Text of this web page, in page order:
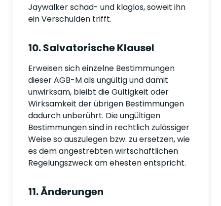
Jaywalker schad- und klaglos, soweit ihn
ein Verschulden trifft.
10. Salvatorische Klausel
Erweisen sich einzelne Bestimmungen
dieser AGB-M als ungültig und damit
unwirksam, bleibt die Gültigkeit oder
Wirksamkeit der übrigen Bestimmungen
dadurch unberührt. Die ungültigen
Bestimmungen sind in rechtlich zulässiger
Weise so auszulegen bzw. zu ersetzen, wie
es dem angestrebten wirtschaftlichen
Regelungszweck am ehesten entspricht.
11. Änderungen